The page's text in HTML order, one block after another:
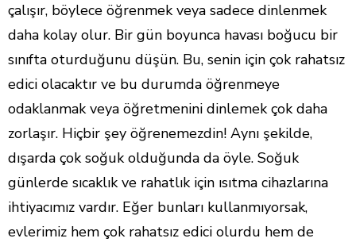
MEDYA MERKEZI
BIZE ULAŞIN
çalışır, böylece öğrenmek veya sadece dinlenmek
daha kolay olur. Bir gün boyunca havası boğucu bir
sınıfta oturduğunu düşün. Bu, senin için çok rahatsız
edici olacaktır ve bu durumda öğrenmeye
odaklanmak veya öğretmenini dinlemek çok daha
zorlaşır. Hiçbir şey öğrenemezdin! Aynı şekilde,
dışarda çok soğuk olduğunda da öyle. Soğuk
günlerde sıcaklık ve rahatlık için ısıtma cihazlarına
ihtiyacımız vardır. Eğer bunları kullanmıyorsak,
evlerimiz hem çok rahatsız edici olurdu hem de